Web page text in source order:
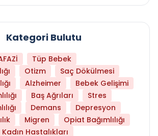
Kategori Bulutu
Tüp Bebek
Otizm
Saç Dökülmesi
Alzheimer
Bebek Gelişimi
Baş Ağrıları
Stres
Demans
Depresyon
Migren
Opiat Bağımlılığı
Kadın Hastalıkları